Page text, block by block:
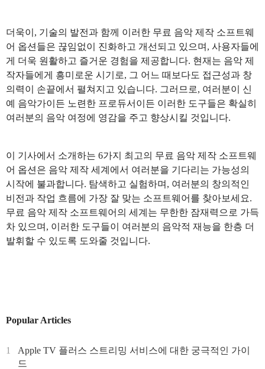
더욱이, 기술의 발전과 함께 이러한 무료 음악 제작 소프트웨
어 옵션들은 끊임없이 진화하고 개선되고 있으며, 사용자들에
게 더욱 원활하고 즐거운 경험을 제공합니다. 현재는 음악 제
작자들에게 흥미로운 시기로, 그 어느 때보다도 접근성과 창
의력이 손끝에서 펼쳐지고 있습니다. 그러므로, 여러분이 신
예 음악가이든 노련한 프로듀서이든 이러한 도구들은 확실히
여러분의 음악 여정에 영감을 주고 향상시킬 것입니다.
이 기사에서 소개하는 6가지 최고의 무료 음악 제작 소프트웨
어 옵션은 음악 제작 세계에서 여러분을 기다리는 가능성의
시작에 불과합니다. 탐색하고 실험하며, 여러분의 창의적인
비전과 작업 흐름에 가장 잘 맞는 소프트웨어를 찾아보세요.
무료 음악 제작 소프트웨어의 세계는 무한한 잠재력으로 가득
차 있으며, 이러한 도구들이 여러분의 음악적 재능을 한층 더
발휘할 수 있도록 도와줄 것입니다.
Popular Articles
1
Apple TV 플러스 스트리밍 서비스에 대한 궁극적인 가이
드